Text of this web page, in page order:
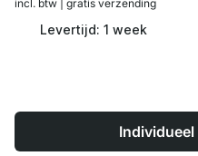
incl. btw | gratis verzending
Levertijd: 1 week